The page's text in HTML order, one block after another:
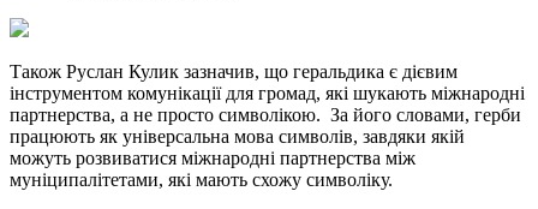
Також Руслан Кулик зазначив, що геральдика є дієвим
інструментом комунікації для громад, які шукають міжнародні
партнерства, а не просто символікою. За його словами, герби
працюють як універсальна мова символів, завдяки якій
можуть розвиватися міжнародні партнерства між
муніципалітетами, які мають схожу символіку.